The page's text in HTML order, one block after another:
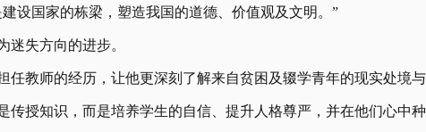
设国家的栋梁，塑造我国的道德、价值观及文明。”
迷失方向的进步。
教师的经历，让他更深刻了解来自贫困及辍学青年的现实处境与
授知识，而是培养学生的自信、提升人格尊严，并在他们心中种